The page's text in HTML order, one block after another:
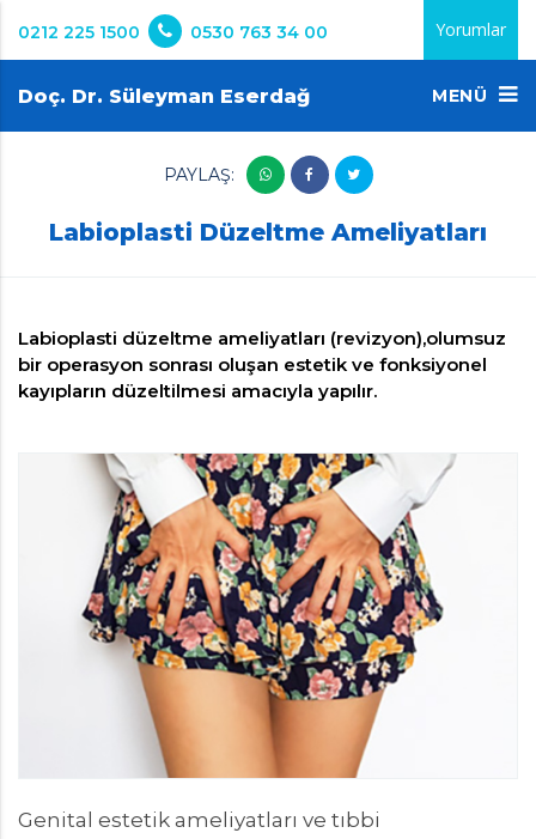
0212 225 1500 0530 763 34 00 Yorumlar
Doç. Dr. Süleyman Eserdağ MENÜ
PAYLAŞ:
Labioplasti Düzeltme Ameliyatları
Labioplasti düzeltme ameliyatları (revizyon),olumsuz
bir operasyon sonrası oluşan estetik ve fonksiyonel
kayıpların düzeltilmesi amacıyla yapılır.
Genital estetik ameliyatları ve tıbbi